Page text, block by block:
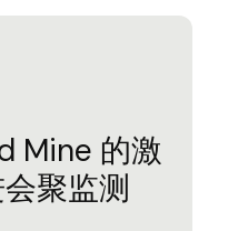
Mine 的激
聚监测